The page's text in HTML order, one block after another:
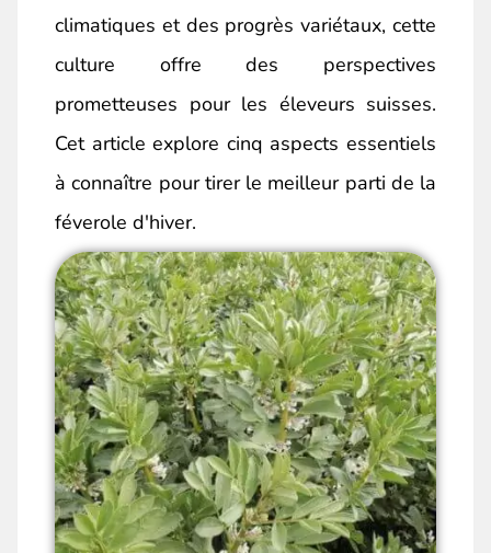
climatiques et des progrès variétaux, cette
culture offre des perspectives
prometteuses pour les éleveurs suisses.
Cet article explore cinq aspects essentiels
à connaître pour tirer le meilleur parti de la
féverole d'hiver.